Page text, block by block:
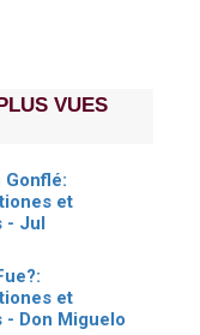
VUES
Gonflé:
et
- Jul
et
- Don Miguelo